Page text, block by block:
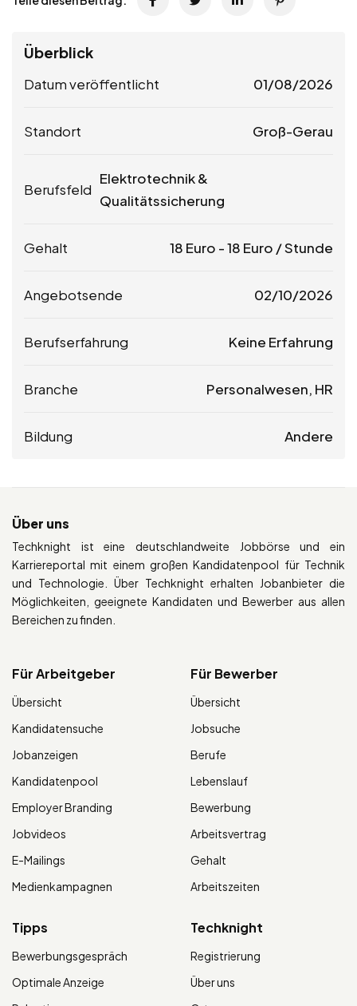
Überblick
Datum veröffentlicht 01/08/2026
Standort Groß-Gerau
Berufsfeld
Elektrotechnik &
Qualitätssicherung
Gehalt 18 Euro -18 Euro / Stunde
Angebotsende 02/10/2026
Berufserfahrung Keine Erfahrung
Branche Personalwesen, HR
Bildung Andere
Über uns
Techknight ist eine deutschlandweite Jobbörse und ein
Karriereportal mit einem großen Kandidatenpool für Technik
und Technologie. Über Techknight erhalten Jobanbieter die
Möglichkeiten, geeignete Kandidaten und Bewerber aus allen
Bereichen zu finden.
Für Arbeitgeber
Übersicht
Kandidatensuche
Jobanzeigen
Kandidatenpool
Employer Branding
Jobvideos
E-Mailings
Medienkampagnen
Für Bewerber
Übersicht
Jobsuche
Berufe
Lebenslauf
Bewerbung
Arbeitsvertrag
Gehalt
Arbeitszeiten
Tipps
Bewerbungsgespräch
Optimale Anzeige
Techknight
Registrierung
Über uns